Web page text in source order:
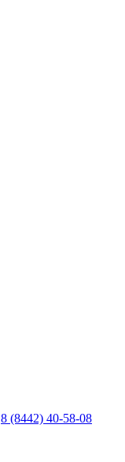
8 (8442) 40-58-08